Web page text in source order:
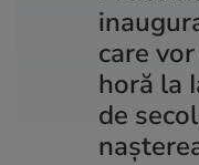
care
horă la
de